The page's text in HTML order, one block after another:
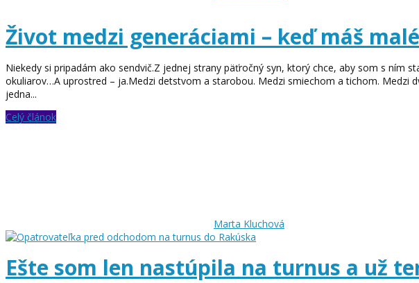
Život medzi generáciami – keď máš
Niekedy si pripadám ako sendvič.Z jednej strany päťročný syn, ktorý chce, aby som s
okuliarov…A uprostred – ja.Medzi detstvom a starobou. Medzi smiechom a tichom. Medzi
jedna...
Celý článok
Marta Kluchová
Ešte som len nastúpila na turnus a už